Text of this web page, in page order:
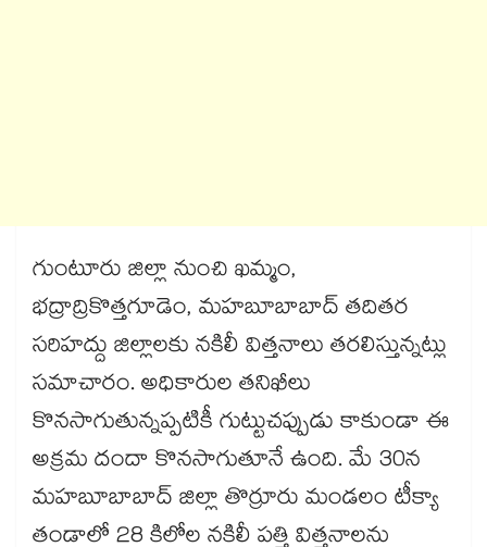
గుంటూరు జిల్లా నుంచి ఖమ్మం,
భద్రాద్రికొత్తగూడెం, మహబూబాబాద్ తదితర
సరిహద్దు జిల్లాలకు నకిలీ విత్తనాలు తరలిస్తున్నట్లు
సమాచారం. అధికారుల తనిఖీలు
కొనసాగుతున్నప్పటికీ గుట్టుచప్పుడు కాకుండా ఈ
అక్రమ దందా కొనసాగుతూనే ఉంది. మే 30న
మహబూబాబాద్ జిల్లా తొర్రూరు మండలం టీక్యా
తండాలో 28 కిలోల నకిలీ పత్తి విత్తనాలను